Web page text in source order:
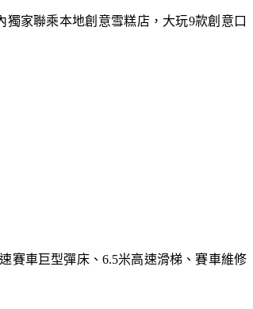
家聯乘本地創意雪糕店，大玩9款創意口
賽車巨型彈床、6.5米高速滑梯、賽車維修